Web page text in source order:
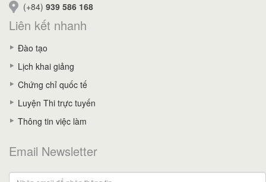
(+84) 939 586 168
Liên kết nhanh
Đào tạo
Lịch khai giảng
Chứng chỉ quốc tế
Luyện Thi trực tuyến
Thông tin việc làm
Email Newsletter